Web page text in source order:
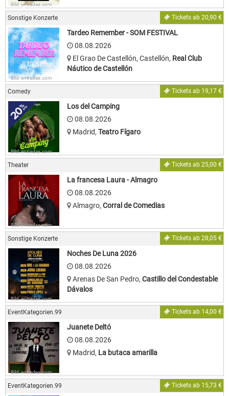
Bild: entradas.com
Sonstige Konzerte Tickets ab 20,90 €
Bild: entradas.com
Tardeo Remember - SOM FESTIVAL
08.08.2026
El Grao De Castellón, Castellón, Real Club
Náutico de Castellón
Comedy Tickets ab 19,17 €
Bild: entradas.com
Los del Camping
08.08.2026
Madrid, Teatro Fígaro
Theater Tickets ab 25,00 €
Bild: entradas.com
La francesa Laura - Almagro
08.08.2026
Almagro, Corral de Comedias
Sonstige Konzerte Tickets ab 28,05 €
Bild: entradas.com
Noches De Luna 2026
08.08.2026
Arenas De San Pedro, Castillo del Condestable
Dávalos
EventKategorien.99 Tickets ab 14,00 €
Bild: entradas.com
Juanete Deltó
08.08.2026
Madrid, La butaca amarilla
EventKategorien.99 Tickets ab 15,73 €